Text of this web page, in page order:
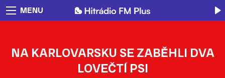
MENU
NA KARLOVARSKU SE ZABĚHLI DVA
LOVEČTÍ PSI